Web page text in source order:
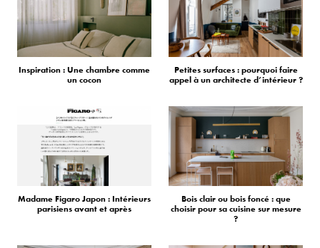
Inspiration : Une chambre comme
un cocon
Petites surfaces : pourquoi faire
appel à un architecte d’intérieur ?
Madame Figaro Japon : Intérieurs
parisiens avant et après
Bois clair ou bois foncé : que
choisir pour sa cuisine sur mesure
?